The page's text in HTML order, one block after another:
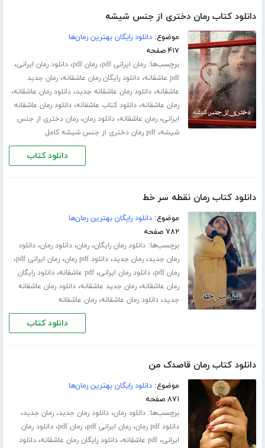
دانلود کتاب رمان دختری از جنس شیشه
موضوع:دانلود رایگان بهترین رمان‌ها
۴۱۷ صفحه
برچسب‌ها:رمان ایرانی pdf ،رمان pdf ،دانلود رمان ایرانی،
pdf عاشقانه ،دانلود رایگان رمان عاشقانه،رمان جدید
عاشقانه،دانلود رمان عاشقانه جدید،دانلود رمان عاشقانه،
رمان عاشقانه،دانلود کتاب عاشقانه،دانلود رمان عاشقانه
ایرانی،رمان عاشقانه،دانلود رمان،رمان دختری از جنس
شیشه،pdf رمان دختری از جنس شیشه کامل
دانلود کتاب
دانلود کتاب رمان نقطه سر خط
موضوع:دانلود رایگان بهترین رمان‌ها
۷۸۲ صفحه
برچسب‌ها:دانلود رمان رایگان،رمان،دانلود رمان،دانلود
رمان جدید،رمان جدید،دانلود pdf رمان ،رمان ایرانی pdf ،
رمان pdf ،دانلود رمان ایرانی،pdf عاشقانه ،دانلود رایگان
رمان عاشقانه،رمان جدید عاشقانه،دانلود رمان عاشقانه
جدید،دانلود رمان عاشقانه،رمان عاشقانه
دانلود کتاب
دانلود کتاب رمان قاصدک من
موضوع:دانلود رایگان بهترین رمان‌ها
۸۷۱ صفحه
برچسب‌ها:دانلود رمان،دانلود رمان جدید،رمان جدید،
دانلود pdf رمان ،رمان ایرانی pdf ،رمان pdf ،دانلود رمان
ایرانی،pdf عاشقانه ،دانلود رایگان رمان عاشقانه،دانلود